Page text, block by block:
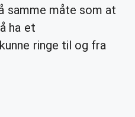
samme måte som at
ha et
ringe til og fra